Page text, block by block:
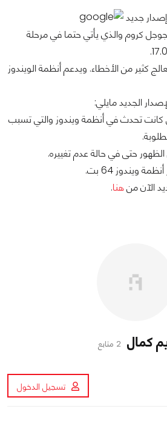
جديد
كروم والذي يأتي حتما في مرحلة
كثير من الأخطاء. ويدعم أنظمة الويندوز
الجديد مايلي:
تحدث في أنظمة ويندوز والتي تسبب
حتى في حالة عدم تغييره.
الآن منهنا.
كمال 2 متابع
تسجيل الدخول